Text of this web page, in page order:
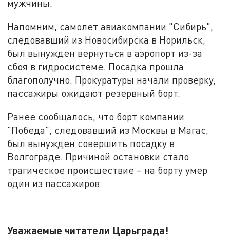
мужчины.
Напомним, самолет авиакомпании "Сибирь",
следовавший из Новосибирска в Норильск,
был вынужден вернуться в аэропорт из-за
сбоя в гидросистеме. Посадка прошла
благополучно. Прокуратуры начали проверку,
пассажиры ожидают резервный борт.
Ранее сообщалось, что борт компании
"Победа", следовавший из Москвы в Магас,
был вынужден совершить посадку в
Волгограде. Причиной остановки стало
трагическое происшествие – на борту умер
один из пассажиров.
Уважаемые читатели Царьграда!